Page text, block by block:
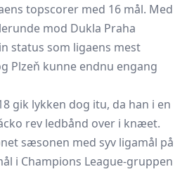
topscorer med 16 mål. Med
mod Dukla Praha
status som ligaens mest
Plzeň kunne endnu engang
gik lykken dog itu, da han i en
rev ledbånd over i knæet.
sæsonen med syv ligamål på
i Champions League-gruppen